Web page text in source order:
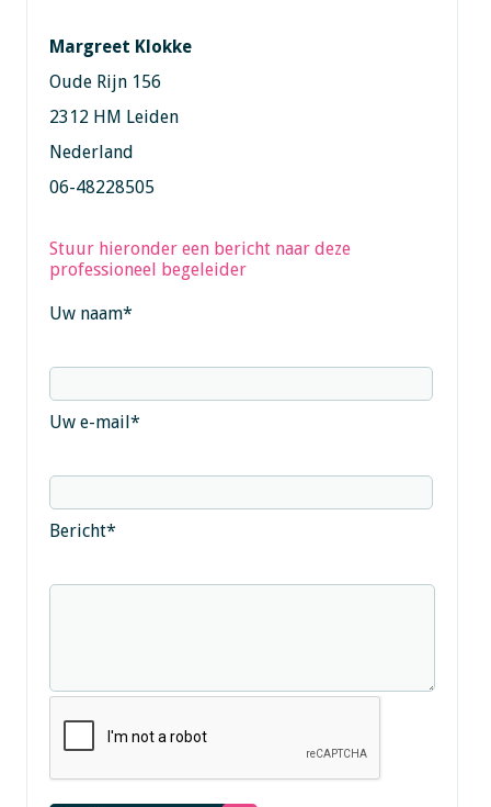
Margreet Klokke
Oude Rijn 156
2312 HM Leiden
Nederland
06-48228505
Stuur hieronder een bericht naar deze
professioneel begeleider
Uw naam*
Uw e-mail*
Bericht*